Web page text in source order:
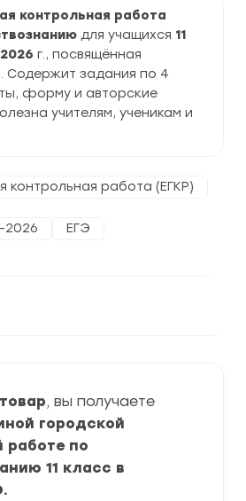
контрольная работа
для учащихся 11
г., посвящённая
. Содержит задания по 4
форму и авторские
учителям, ученикам и
контрольная работа (ЕГКР)
2026 ЕГЭ
, вы получаете
городской
работе по
11 класс в